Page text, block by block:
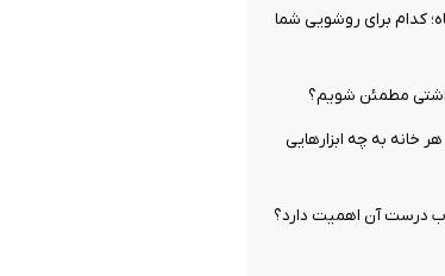
کدام برای روشویی شما
مطمئن شویم؟
هر خانه به چه ابزارهایی
درست آن اهمیت دارد؟